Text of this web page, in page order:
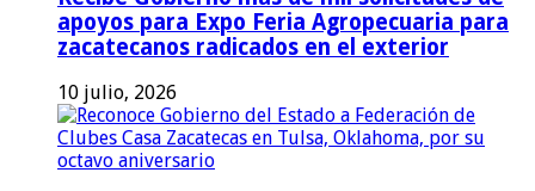
apoyos para Expo Feria Agropecuaria para
zacatecanos radicados en el exterior
10 julio, 2026